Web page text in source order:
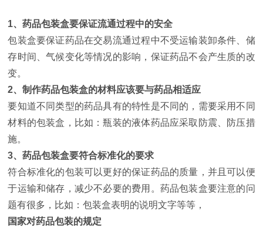
1、药品包装盒要保证流通过程中的安全
包装盒要保证药品在交易流通过程中不受运输装卸条件、储
存时间、气候变化等情况的影响，保证药品不会产生质的改
变。
2、制作药品包装盒的材料应该要与药品相适应
要知道不同类型的药品具有的特性是不同的，需要采用不同
材料的包装盒，比如：瓶装的液体药品应采取防震、防压措
施。
3、药品包装盒要符合标准化的要求
符合标准化的包装可以更好的保证药品的质量，并且可以便
于运输和储存，减少不必要的费用。药品包装盒要注意的问
题有很多，比如：包装盒表明的说明文字等等，
国家对药品包装的规定